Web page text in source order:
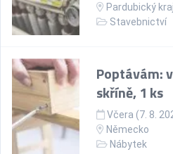
Pardubický kraj
Stavebnictví
Poptávám:
skříně, 1 ks
Včera (7. 8.
Německo
Nábytek